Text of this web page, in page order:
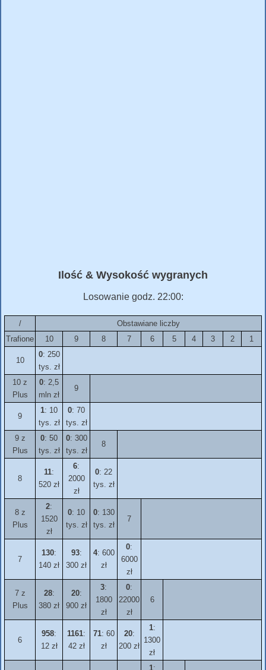
Ilość & Wysokość wygranych
Losowanie godz. 22:00:
/
Obstawiane liczby
Trafione
10 9 8 7 6 5 4 3 2 1
10
0: 250
tys. zł
10 z
Plus
0: 2,5
mln zł
9
9
1: 10
tys. zł
0: 70
tys. zł
9 z
Plus
0: 50
tys. zł
0: 300
tys. zł
8
8
11:
520 zł
6:
2000
zł
0: 22
tys. zł
8 z
Plus
2:
1520
zł
0: 10
tys. zł
0: 130
tys. zł
7
7
130:
140 zł
93:
300 zł
4: 600
zł
0:
6000
zł
7 z
Plus
28:
380 zł
20:
900 zł
3:
1800
zł
0:
22000
zł
6
6
958:
12 zł
1161:
42 zł
71: 60
zł
20:
200 zł
1:
1300
zł
1: